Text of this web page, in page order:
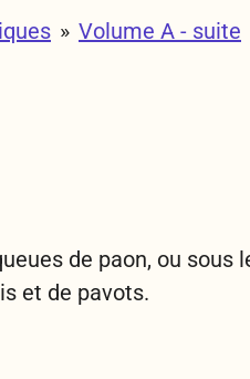
» Volume A - suite
de paon, ou sous
et de pavots.